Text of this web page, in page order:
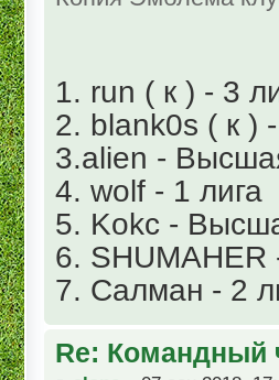
1. run ( к ) - 3
2. blank0s ( к )
3.alien -
4. wolf - 1 лига
5. Kokc -
6. SHUMAHER
7. Салман - 2
Re: Командный